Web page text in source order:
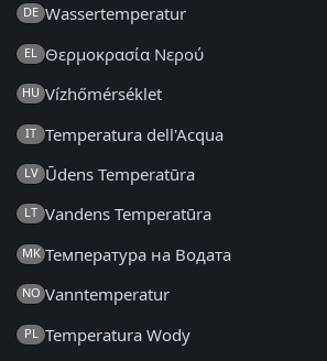
DE Wassertemperatur
EL Θερμοκρασία Νερού
HU Vízhőmérséklet
IT Temperatura dell'Acqua
LV Ūdens Temperatūra
LT Vandens Temperatūra
MK Температура на Водата
NO Vanntemperatur
PL Temperatura Wody